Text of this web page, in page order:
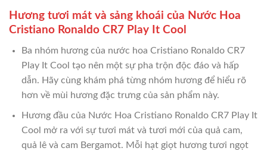
Hương tươi mát và sảng khoái của Nước Hoa
Cristiano Ronaldo CR7 Play It Cool
Ba nhóm hương của nước hoa Cristiano Ronaldo CR7
Play It Cool tạo nên một sự pha trộn độc đáo và hấp
dẫn. Hãy cùng khám phá từng nhóm hương để hiểu rõ
hơn về mùi hương đặc trưng của sản phẩm này.
Hương đầu của Nước Hoa Cristiano Ronaldo CR7 Play It
Cool mở ra với sự tươi mát và tươi mới của quả cam,
quả lê và cam Bergamot. Mỗi hạt giọt hương tươi ngọt